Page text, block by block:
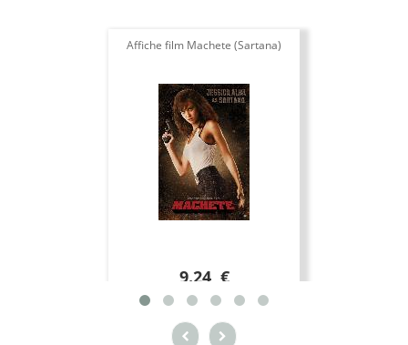
Affiche film Machete (Sartana)
9.24 €